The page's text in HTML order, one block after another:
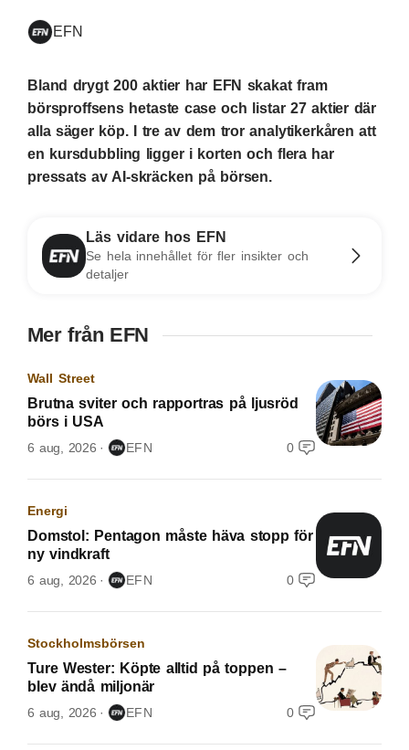
EFN
Bland drygt 200 aktier har EFN skakat fram
börsproffsens hetaste case och listar 27 aktier där
alla säger köp. I tre av dem tror analytikerkåren att
en kursdubbling ligger i korten och flera har
pressats av AI-skräcken på börsen.
Läs vidare hos EFN
Se hela innehållet för fler insikter och
detaljer
Mer från EFN
Wall Street
Brutna sviter och rapportras på ljusröd
börs i USA
6 aug, 2026 EFN 0
Energi
Domstol: Pentagon måste häva stopp för
ny vindkraft
6 aug, 2026 EFN 0
Stockholmsbörsen
Ture Wester: Köpte alltid på toppen –
blev ändå miljonär
6 aug, 2026 EFN 0